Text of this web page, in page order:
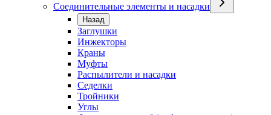
Соединительные элементы и насадки
Назад
Заглушки
Инжекторы
Краны
Муфты
Распылители и насадки
Седелки
Тройники
Углы